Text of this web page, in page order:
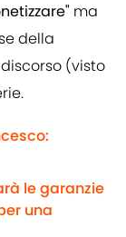
ma
della
(visto
le garanzie
una